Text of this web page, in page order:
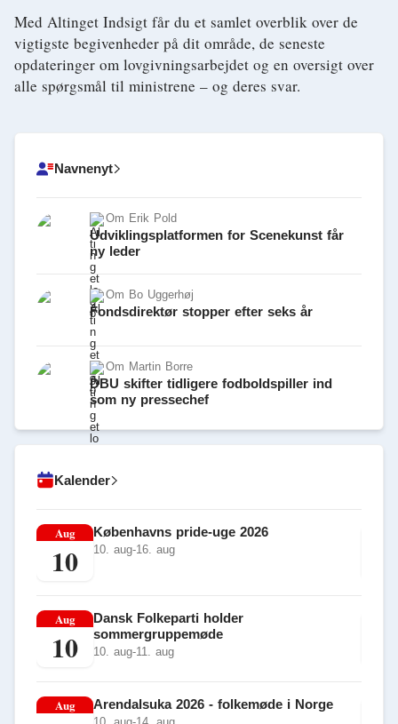
Med Altinget Indsigt får du et samlet overblik over de
vigtigste begivenheder på dit område, de seneste
opdateringer om lovgivningsarbejdet og en oversigt over
alle spørgsmål til ministrene – og deres svar.
Navnenyt
Om Erik Pold
Udviklingsplatformen for Scenekunst får
ny leder
Om Bo Uggerhøj
Fondsdirektør stopper efter seks år
Om Martin Borre
DBU skifter tidligere fodboldspiller ind
som ny pressechef
Kalender
Aug
10
Københavns pride-uge 2026
10. aug-16. aug
Aug
10
Dansk Folkeparti holder
sommergruppemøde
10. aug-11. aug
Aug Arendalsuka 2026 - folkemøde i Norge